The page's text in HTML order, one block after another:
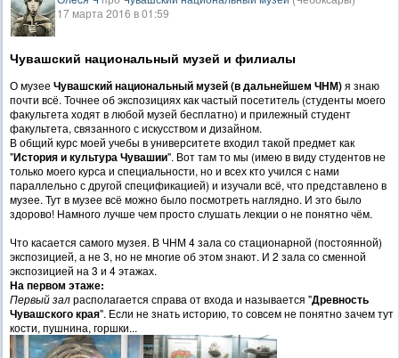
17 марта 2016 в 01:59
Чувашский национальный музей и филиалы
О музее Чувашский национальный музей (в дальнейшем ЧНМ)я знаю
почти всё. Точнее об экспозициях как частый посетитель (студенты моего
факультета ходят в любой музей бесплатно) и прилежный студент
факультета, связанного с искусством и дизайном.
В общий курс моей учебы в университете входил такой предмет как
"История и культура Чувашии". Вот там то мы (имею в виду студентов не
только моего курса и специальности, но и всех кто учился с нами
параллельно с другой спецификацией) и изучали всё, что представлено в
музее. Тут в музее всё можно было посмотреть наглядно. И это было
здорово! Намного лучше чем просто слушать лекции о не понятно чём.
Что касается самого музея. В ЧНМ 4 зала со стационарной (постоянной)
экспозицией, а не 3, но не многие об этом знают. И 2 зала со сменной
экспозицией на 3 и 4 этажах.
На первом этаже:
Первый залрасполагается справа от входа и называется "Древность
Чувашского края". Если не знать историю, то совсем не понятно зачем тут
кости, пушнина, горшки...